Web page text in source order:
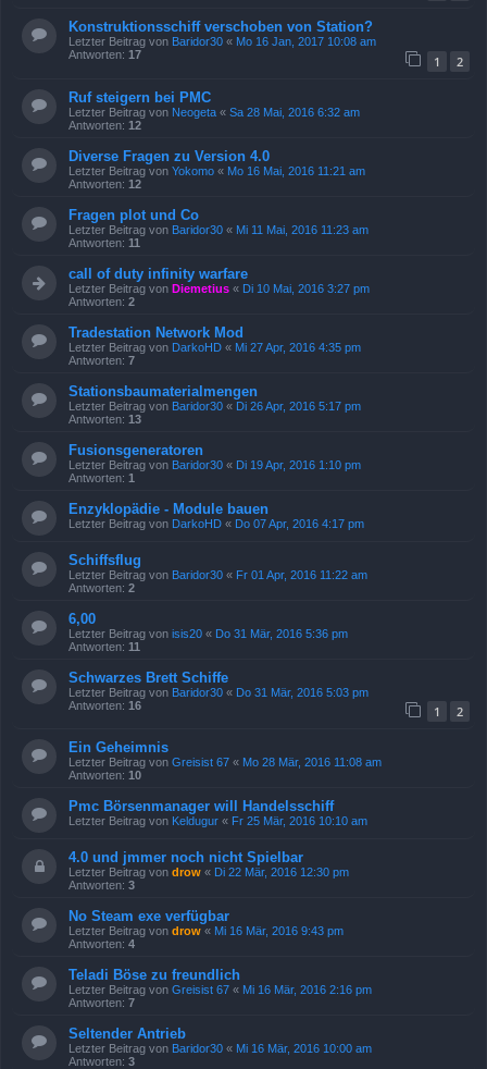
Konstruktionsschiff verschoben von Station?
Letzter Beitrag von Baridor30 « Mo 16 Jan, 2017 10:08 am
Antworten: 17 1 2
Ruf steigern bei PMC
Letzter Beitrag von Neogeta « Sa 28 Mai, 2016 6:32 am
Antworten: 12
Diverse Fragen zu Version 4.0
Letzter Beitrag von Yokomo « Mo 16 Mai, 2016 11:21 am
Antworten: 12
Fragen plot und Co
Letzter Beitrag von Baridor30 « Mi 11 Mai, 2016 11:23 am
Antworten: 11
call of duty infinity warfare
Letzter Beitrag von Diemetius « Di 10 Mai, 2016 3:27 pm
Antworten: 2
Tradestation Network Mod
Letzter Beitrag von DarkoHD « Mi 27 Apr, 2016 4:35 pm
Antworten: 7
Stationsbaumaterialmengen
Letzter Beitrag von Baridor30 « Di 26 Apr, 2016 5:17 pm
Antworten: 13
Fusionsgeneratoren
Letzter Beitrag von Baridor30 « Di 19 Apr, 2016 1:10 pm
Antworten: 1
Enzyklopädie - Module bauen
Letzter Beitrag von DarkoHD « Do 07 Apr, 2016 4:17 pm
Schiffsflug
Letzter Beitrag von Baridor30 « Fr 01 Apr, 2016 11:22 am
Antworten: 2
6,00
Letzter Beitrag von isis20 « Do 31 Mär, 2016 5:36 pm
Antworten: 11
Schwarzes Brett Schiffe
Letzter Beitrag von Baridor30 « Do 31 Mär, 2016 5:03 pm
Antworten: 16 1 2
Ein Geheimnis
Letzter Beitrag von Greisist 67 « Mo 28 Mär, 2016 11:08 am
Antworten: 10
Pmc Börsenmanager will Handelsschiff
Letzter Beitrag von Keldugur « Fr 25 Mär, 2016 10:10 am
4.0 und jmmer noch nicht Spielbar
Letzter Beitrag von drow « Di 22 Mär, 2016 12:30 pm
Antworten: 3
No Steam exe verfügbar
Letzter Beitrag von drow « Mi 16 Mär, 2016 9:43 pm
Antworten: 4
Teladi Böse zu freundlich
Letzter Beitrag von Greisist 67 « Mi 16 Mär, 2016 2:16 pm
Antworten: 7
Seltender Antrieb
Letzter Beitrag von Baridor30 « Mi 16 Mär, 2016 10:00 am
Antworten: 3